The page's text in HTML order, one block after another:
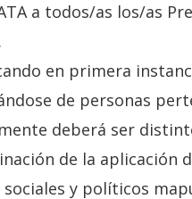
a todos/as los/as
en primera
de personas
deberá ser
de la
y políticos